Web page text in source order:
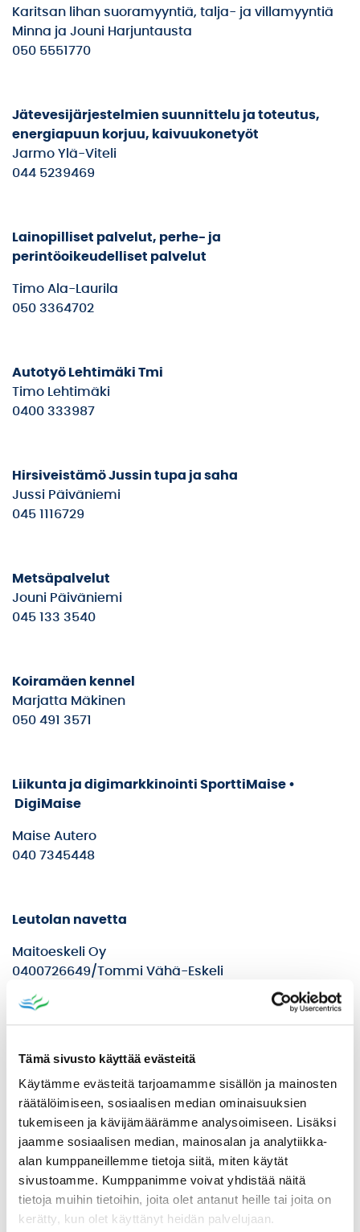
Tämä sivusto käyttää evästeitä
Käytämme evästeitä tarjoamamme sisällön ja mainosten
räätälöimiseen, sosiaalisen median ominaisuuksien
tukemiseen ja kävijämäärämme analysoimiseen. Lisäksi
jaamme sosiaalisen median, mainosalan ja analytiikka-
alan kumppaneillemme tietoja siitä, miten käytät
sivustoamme. Kumppanimme voivat yhdistää näitä
tietoja muihin tietoihin, joita olet antanut heille tai joita on
kerätty, kun olet käyttänyt heidän palvelujaan.
Karitsan lihan suoramyyntiä, talja- ja villamyyntiä
Minna ja Jouni Harjuntausta
050 5551770
Jätevesijärjestelmien suunnittelu ja toteutus,
energiapuun korjuu, kaivuukonetyöt
Jarmo Ylä-Viteli
044 5239469
Lainopilliset palvelut, perhe- ja
perintöoikeudelliset palvelut
Timo Ala-Laurila
050 3364702
Autotyö Lehtimäki Tmi
Timo Lehtimäki
0400 333987
Hirsiveistämö Jussin tupa ja saha
Jussi Päiväniemi
045 1116729
Metsäpalvelut
Jouni Päiväniemi
045 133 3540
Koiramäen kennel
Marjatta Mäkinen
050 491 3571
Liikunta ja digimarkkinointi SporttiMaise •
DigiMaise
Maise Autero
040 7345448
Leutolan navetta
Maitoeskeli Oy
0400726649/Tommi Vähä-Eskeli
Maitokuortti Oy
040 8658105/Emmi Kuortti
Matinsali